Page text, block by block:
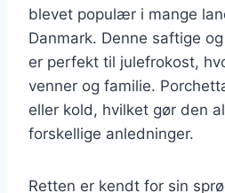
blevet populær i mange
Danmark. Denne saftige
er perfekt til julefrokost,
venner og familie.
eller kold, hvilket gør den
forskellige anledninger.
Retten er kendt for sin